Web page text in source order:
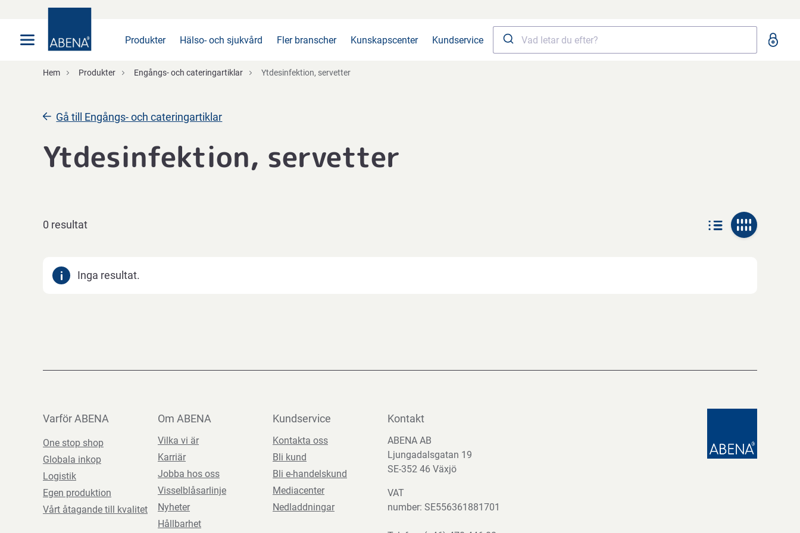
Produkter Hälso- och sjukvård Fler branscher Kunskapscenter Kundservice
Hem Produkter Engångs- och cateringartiklar Ytdesinfektion, servetter
Gå till Engångs- och cateringartiklar
Ytdesinfektion, servetter
0 resultat
Inga resultat.
Varför ABENA
One stop shop
Globala inkop
Logistik
Egen produktion
Vårt åtagande till kvalitet
Om ABENA
Vilka vi är
Karriär
Jobba hos oss
Visselblåsarlinje
Nyheter
Hållbarhet
Kundservice
Kontakta oss
Bli kund
Bli e-handelskund
Mediacenter
Nedladdningar
Kontakt
ABENA AB
Ljungadalsgatan 19
SE-352 46 Växjö
VAT
number: SE556361881701